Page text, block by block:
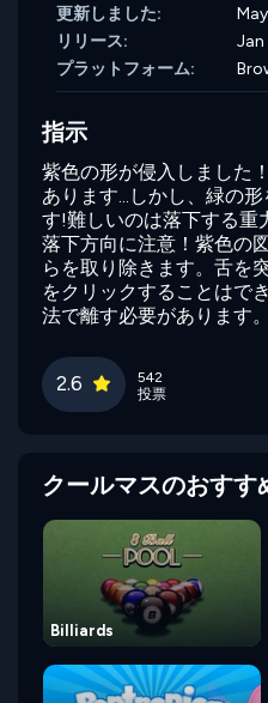
更新しました:
リリース:
Jan
プラットフォーム:
指示
紫色の形が侵入しました
あります...しかし、緑の
す!難しいのは落下する重
落下方向に注意！紫色の
らを取り除きます。舌を
をクリックすることはで
法で離す必要があります。
2.6
542
投票
クールマスのおすす
Billiards